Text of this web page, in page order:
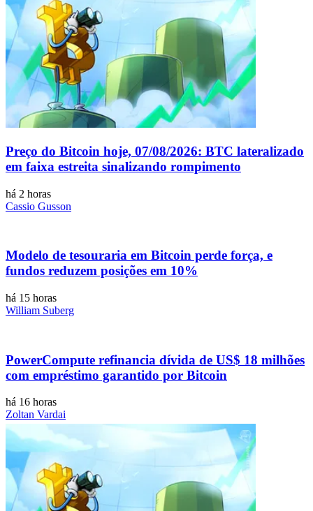
Preço do Bitcoin hoje, 07/08/2026: BTC lateralizado
em faixa estreita sinalizando rompimento
há 2 horas
Cassio Gusson
Modelo de tesouraria em Bitcoin perde força, e
fundos reduzem posições em 10%
há 15 horas
William Suberg
PowerCompute refinancia dívida de US$ 18 milhões
com empréstimo garantido por Bitcoin
há 16 horas
Zoltan Vardai